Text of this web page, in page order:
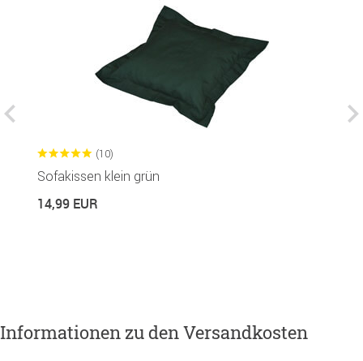
(10)
Sofakissen klein grün
14,99 EUR
Informationen zu den Versandkosten